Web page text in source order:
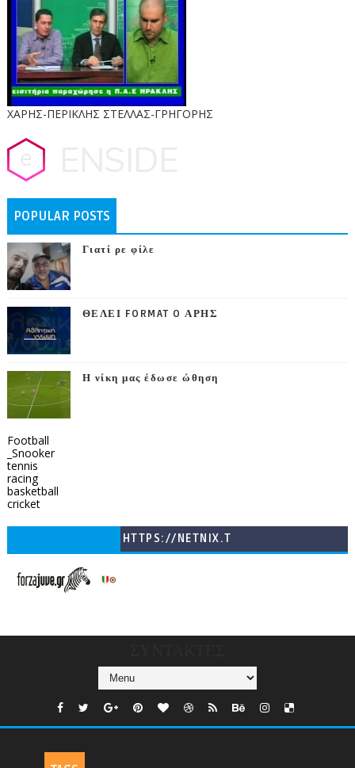
ΧΑΡΗΣ-ΠΕΡΙΚΛΗΣ ΣΤΕΛΛΑΣ-ΓΡΗΓΟΡΗΣ
POPULAR POSTS
Γιατί ρε φίλε
ΘΕΛΕΙ FORMAT O ΑΡΗΣ
Η νίκη μας έδωσε ώθηση
Football
_Snooker
tennis
racing
basketball
cricket
HTTPS://NETNIX.T